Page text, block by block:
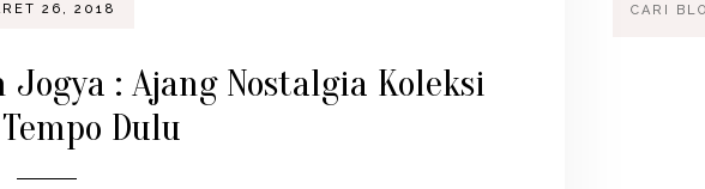
26, 2018
: Ajang Nostalgia Koleksi
Dulu